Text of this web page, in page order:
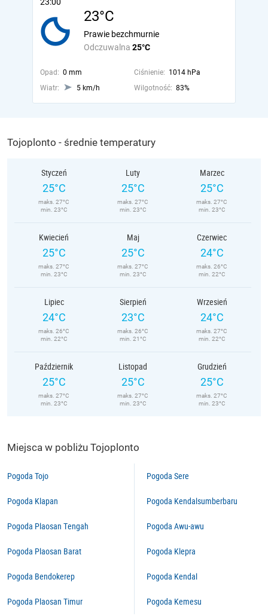
23°C
Odczuwalna 25°C
Prawie bezchmurnie
Opad: 0 mm Ciśnienie: 1014 hPa
Wiatr:
5 km/h Wilgotność: 83%
Tojoplonto - średnie temperatury
Styczeń
25°C
maks. 27°C
min. 23°C
Luty
25°C
maks. 27°C
min. 23°C
Marzec
25°C
maks. 27°C
min. 23°C
Kwiecień
25°C
maks. 27°C
min. 23°C
Maj
25°C
maks. 27°C
min. 23°C
Czerwiec
24°C
maks. 26°C
min. 22°C
Lipiec
24°C
maks. 26°C
min. 22°C
Sierpień
23°C
maks. 26°C
min. 21°C
Wrzesień
24°C
maks. 27°C
min. 22°C
Październik
25°C
maks. 27°C
min. 23°C
Listopad
25°C
maks. 27°C
min. 23°C
Grudzień
25°C
maks. 27°C
min. 23°C
Miejsca w pobliżu Tojoplonto
Pogoda Tojo
Pogoda Klapan
Pogoda Plaosan Tengah
Pogoda Plaosan Barat
Pogoda Bendokerep
Pogoda Plaosan Timur
Pogoda Sere
Pogoda Kendalsumberbaru
Pogoda Awu-awu
Pogoda Klepra
Pogoda Kendal
Pogoda Kemesu